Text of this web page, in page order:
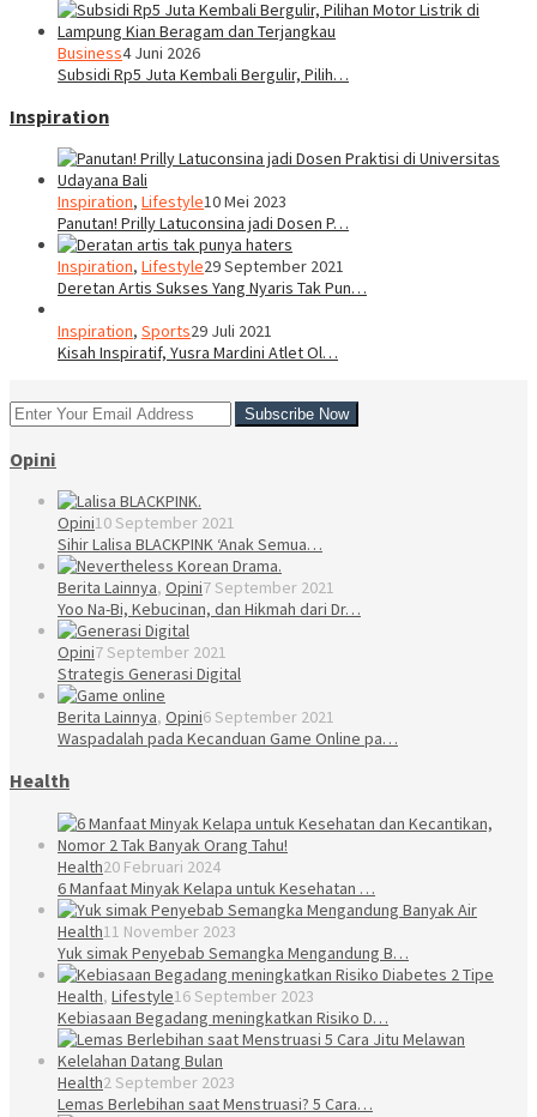
Business4 Juni 2026
Subsidi Rp5 Juta Kembali Bergulir, Pilih…
Inspiration
Inspiration, Lifestyle10 Mei 2023
Panutan! Prilly Latuconsina jadi Dosen P…
Inspiration, Lifestyle29 September 2021
Deretan Artis Sukses Yang Nyaris Tak Pun…
Inspiration, Sports29 Juli 2021
Kisah Inspiratif, Yusra Mardini Atlet Ol…
Opini
Opini10 September 2021
Sihir Lalisa BLACKPINK ‘Anak Semua…
Berita Lainnya, Opini7 September 2021
Yoo Na-Bi, Kebucinan, dan Hikmah dari Dr…
Opini7 September 2021
Strategis Generasi Digital
Berita Lainnya, Opini6 September 2021
Waspadalah pada Kecanduan Game Online pa…
Health
Health20 Februari 2024
6 Manfaat Minyak Kelapa untuk Kesehatan …
Health11 November 2023
Yuk simak Penyebab Semangka Mengandung B…
Health, Lifestyle16 September 2023
Kebiasaan Begadang meningkatkan Risiko D…
Health2 September 2023
Lemas Berlebihan saat Menstruasi? 5 Cara…